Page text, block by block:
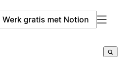
Werk gratis met Notion